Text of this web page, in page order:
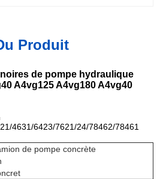
Produit
de pompe hydraulique
A4vg125 A4vg180 A4vg40
4631/6423/7621/24/78462/78461
de pompe concrète